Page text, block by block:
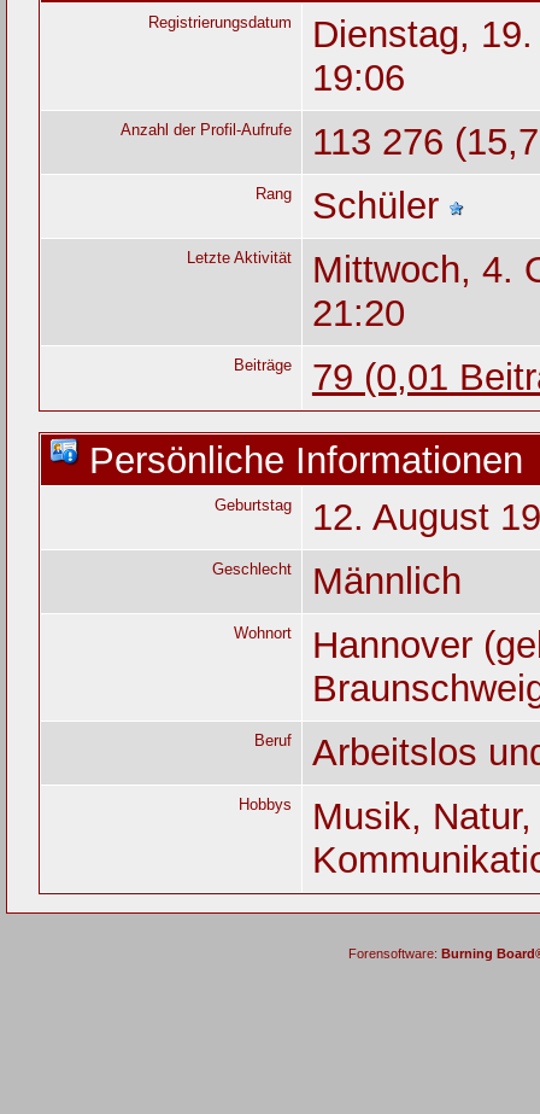
Registrierungsdatum
Dienstag,
19:06
Anzahl der Profil-Aufrufe 113 276
Rang Schüler
Letzte Aktivität
Mittwoch, 4.
21:20
Beiträge
79 (0,01
Persönliche Informationen
Geburtstag 12. August
Geschlecht Männlich
Wohnort
Hannover
Beruf Arbeitslos
Hobbys
Musik,
Forensoftware: Burning